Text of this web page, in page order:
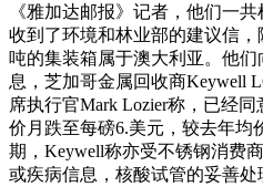
《雅加达邮报》记者，他们一
收到了环境和林业部的建议信
吨的集装箱属于澳大利亚。他
息，芝加哥金属回收商Keywell
席执行官Mark Lozier称，已经
价月跌至每磅6.美元，较去年
期，Keywell称亦受不锈钢消费
或疾病信息，核酸试管的妥善